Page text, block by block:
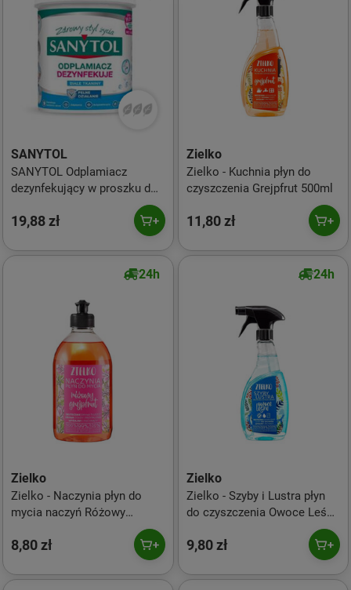
SANYTOL
SANYTOL Odplamiacz
dezynfekujący w proszku do
19,88 zł
Zielko
Zielko - Kuchnia płyn do
czyszczenia Grejpfrut 500ml
11,80 zł
24h
Zielko
Zielko - Naczynia płyn do
mycia naczyń Różowy
8,80 zł
24h
Zielko
Zielko - Szyby i Lustra płyn
do czyszczenia Owoce Leśne
9,80 zł